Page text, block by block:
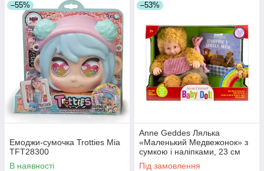
–55%
Емоджи-сумочка Trotties Міа
TFT28300
В наявності
–53%
Anne Geddes Лялька
«Маленький Медвежонок» з
сумкою і наліпками, 23 см
(21071AG)
Під замовлення